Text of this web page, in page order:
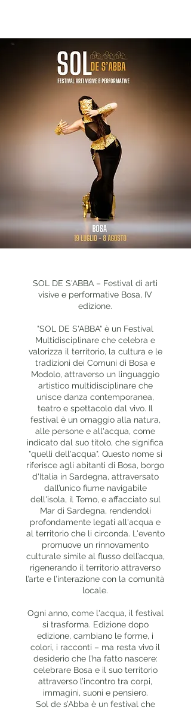
FESTIVAL 2026
SOL DE S'ABBA – Festival di arti
visive e performative Bosa, IV
edizione.
"SOL DE S'ABBA" è un Festival
Multidisciplinare che celebra e
valorizza il territorio, la cultura e le
tradizioni dei Comuni di Bosa e
Modolo, attraverso un linguaggio
artistico multidisciplinare che
unisce danza contemporanea,
teatro e spettacolo dal vivo. Il
festival è un omaggio alla natura,
alle persone e all'acqua, come
indicato dal suo titolo, che significa
"quelli dell'acqua". Questo nome si
riferisce agli abitanti di Bosa, borgo
d'Italia in Sardegna, attraversato
dall’unico fiume navigabile
dell'isola, il Temo, e affacciato sul
Mar di Sardegna, rendendoli
profondamente legati all'acqua e
al territorio che li circonda. L'evento
promuove un rinnovamento
culturale simile al flusso dell’acqua,
rigenerando il territorio attraverso
l’arte e l’interazione con la comunità
locale.
Ogni anno, come l'acqua, il festival
si trasforma. Edizione dopo
edizione, cambiano le forme, i
colori, i racconti – ma resta vivo il
desiderio che l’ha fatto nascere:
celebrare Bosa e il suo territorio
attraverso l’incontro tra corpi,
immagini, suoni e pensiero.
Sol de s’Abba è un festival che